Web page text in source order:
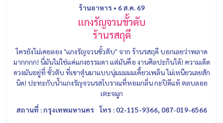
ร้านอาหาร • 6 ส.ค. 69
แกงรัญจวนขั้วตับ
ร้านรสฤดี
ใครยังไม่เคยลอง "แกงรัญจวนขั้วตับ" จาก ร้านรสฤดี บอกเลยว่าพลาด
มากกกก! นี่มันไม่ใช่แค่แกงธรรมดา แต่มันคือ งานศิลปะกินได้! ความเด็ด
ดวงมันอยู่ที่ ขั้วตับ ที่เขาตุ๋นมาแบบนุ่มมมมมเคี้ยวเพลิน ไม่เหนียวเลยสัก
นิด! ปะทะกับน้ำแกงรัญจวนรสโบราณที่หอมกลิ่น กะปิดีแท้ ตลบลอย
เตะจมูก
สถานที่ : กรุงเทพมหานคร
โทร : 02-115-9366, 087-019-6566